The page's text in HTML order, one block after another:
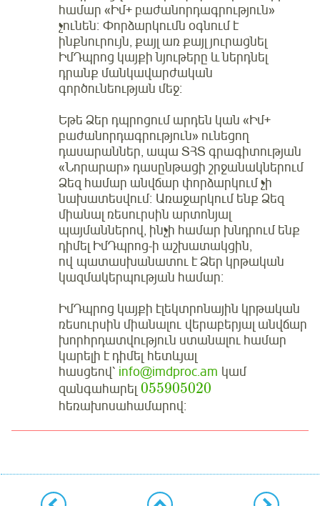
համար «Իմ+ բաժանորդագրություն»
չունեն։ Փորձարկումն օգնում է
ինքնուրույն, քայլ առ քայլ յուրացնել
ԻմԴպրոց կայքի նյութերը և ներդնել
դրանք մանկավարժական
գործունեության մեջ։
Եթե Ձեր դպրոցում արդեն կան «Իմ+
բաժանորդագրություն» ունեցող
դասարաններ, ապա ՏՀՏ գրագիտության
«Նորարար» դասընթացի շրջանակներում
Ձեզ համար անվճար փորձարկում չի
նախատեսվում։ Առաջարկում ենք Ձեզ
միանալ ռեսուրսին արտոնյալ
պայմաններով, ինչի համար խնդրում ենք
դիմել ԻմԴպրոց-ի աշխատակցին,
ով պատասխանատու է Ձեր կրթական
կազմակերպության համար։
ԻմԴպրոց կայքի էլեկտրոնային կրթական
ռեսուրսին միանալու վերաբերյալ անվճար
խորհրդատվություն ստանալու համար
կարելի է դիմել հետևյալ
հասցեով՝ info@imdproc.am կամ
զանգահարել 055905020
հեռախոսահամարով։